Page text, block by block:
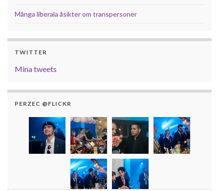
Många liberala åsikter om transpersoner
TWITTER
Mina tweets
PERZEC @FLICKR